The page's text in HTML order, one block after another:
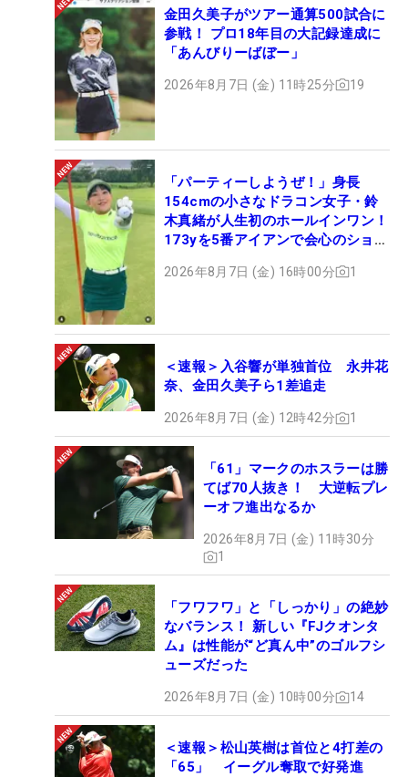
金田久美子がツアー通算500試合に
参戦！ プロ18年目の大記録達成に
「あんびりーばぼー」
2026年8月7日 (金) 11時25分 19
「パーティーしようぜ！」身長
154cmの小さなドラコン女子・鈴
木真緒が人生初のホールインワン！
173yを5番アイアンで会心のショッ
2026年8月7日 (金) 16時00分 1
＜速報＞入谷響が単独首位 永井花
奈、金田久美子ら1差追走
2026年8月7日 (金) 12時42分 1
「61」マークのホスラーは勝
てば70人抜き！ 大逆転プレ
ーオフ進出なるか
2026年8月7日 (金) 11時30分
1
「フワフワ」と「しっかり」の絶妙
なバランス！ 新しい『FJクオンタ
ム』は性能が“ど真ん中”のゴルフシ
ューズだった
2026年8月7日 (金) 10時00分 14
＜速報＞松山英樹は首位と4打差の
「65」 イーグル奪取で好発進